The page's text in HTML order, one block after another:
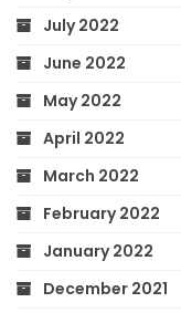
July 2022
June 2022
May 2022
April 2022
March 2022
February 2022
January 2022
December 2021